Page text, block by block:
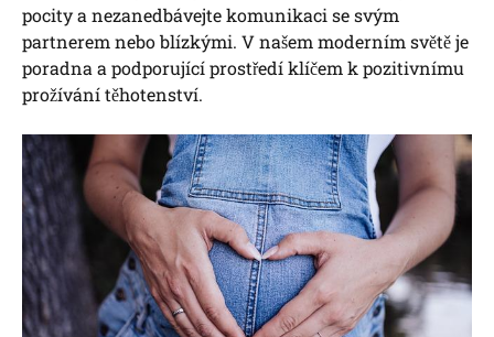
pocity a nezanedbávejte komunikaci se svým
partnerem nebo blízkými. V našem moderním světě je
poradna a podporující prostředí klíčem k pozitivnímu
prožívání těhotenství.